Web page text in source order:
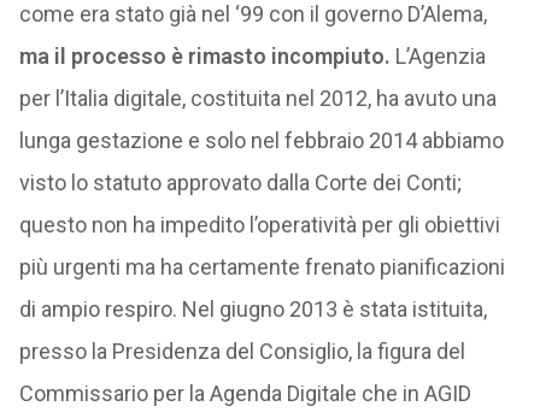
come era stato già nel ‘99 con il governo D’Alema,
ma il processo è rimasto incompiuto. L’Agenzia
per l’Italia digitale, costituita nel 2012, ha avuto una
lunga gestazione e solo nel febbraio 2014 abbiamo
visto lo statuto approvato dalla Corte dei Conti;
questo non ha impedito l’operatività per gli obiettivi
più urgenti ma ha certamente frenato pianificazioni
di ampio respiro. Nel giugno 2013 è stata istituita,
presso la Presidenza del Consiglio, la figura del
Commissario per la Agenda Digitale che in AGID